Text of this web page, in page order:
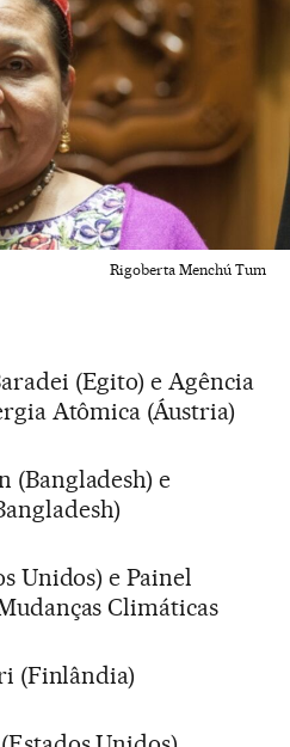
Rigoberta Menchú Tum
(Egito) e Agência
Atômica (Áustria)
(Bangladesh) e
Unidos) e Painel
Climáticas
(Finlândia)